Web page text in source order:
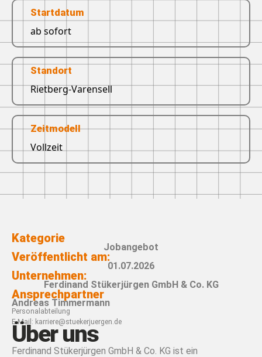
Startdatum
ab sofort
Standort
Rietberg-Varensell
Zeitmodell
Vollzeit
Kategorie
Jobangebot
Veröffentlicht am:
01.07.2026
Unternehmen:
Ferdinand Stükerjürgen GmbH & Co. KG
Ansprechpartner
Andreas Timmermann
Personalabteilung
E-Mail: karriere@stuekerjuergen.de
Über uns
Ferdinand Stükerjürgen GmbH & Co. KG ist ein